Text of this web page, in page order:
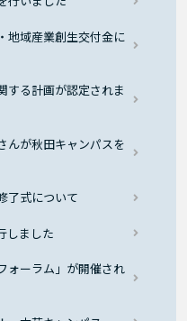
地域産業創生交付金に
する計画が認定されま
んが秋田キャンパスを
了式について
しました
ォーラム」が開催され